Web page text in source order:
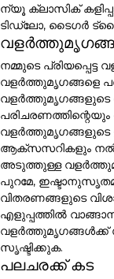
ന്യൂ ക്ലാസിക്
ടിഡ്ലോ, ടൈഗർ
നമ്മുടെ
വളർത്തുമൃഗങ്ങളെ
പരിചരണത്തിന്റെയും
വളർത്തുമൃഗങ്ങളുടെ
ആക്സസറികളും
അടുത്തുള്ള
പുറമേ,
വിതരണങ്ങളുടെ
എളുപ്പത്തിൽ
വളർത്തുമൃഗങ്ങൾക്ക്
സൃഷ്ടിക്കുക.
പലചരക്ക് കട